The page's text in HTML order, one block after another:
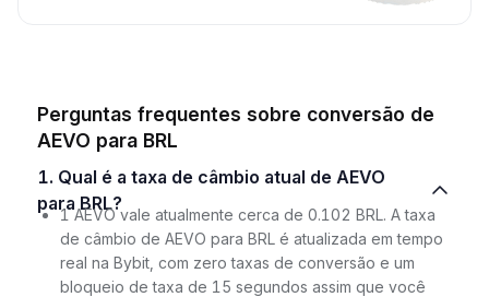
Perguntas frequentes sobre conversão de
AEVO para BRL
1. Qual é a taxa de câmbio atual de AEVO
para BRL?
1 AEVO vale atualmente cerca de 0.102 BRL. A taxa
de câmbio de AEVO para BRL é atualizada em tempo
real na Bybit, com zero taxas de conversão e um
bloqueio de taxa de 15 segundos assim que você